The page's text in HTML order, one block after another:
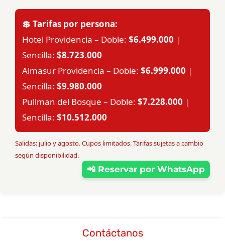
💲 Tarifas por persona:
Hotel Providencia – Doble: $6.499.000 |
Sencilla: $8.723.000
Almasur Providencia – Doble: $6.999.000 |
Sencilla: $9.980.000
Pullman del Bosque – Doble: $7.228.000 |
Sencilla: $10.512.000
Salidas: julio y agosto. Cupos limitados. Tarifas sujetas a cambio
según disponibilidad.
📲 Reservar por WhatsApp
Contáctanos